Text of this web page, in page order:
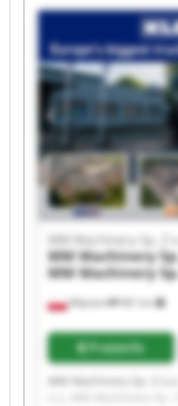
Machinery Sp. Z o.o.
MM Machinery Sp. Z
o.o. MM Machinery Sp.
Z o.o. MM Machinery
Sp. Z o.o. MM
Machinery Sp. Z o.o.
MM Machinery Sp. Z
o.o.
Więcbork 981 km
MM Machinery Sp. Z
MM Machinery
MM Machinery
Preisinfo
MM Machinery Sp. Z